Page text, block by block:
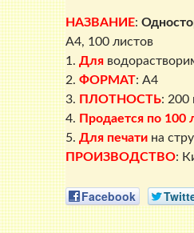
НАЗВАНИЕ:
A4, 100 листов
1. Для
2. ФОРМАТ: A4
3. ПЛОТНОСТЬ: 200
4. Продается по 100
5. Для печатина
ПРОИЗВОДСТВО:
Facebook